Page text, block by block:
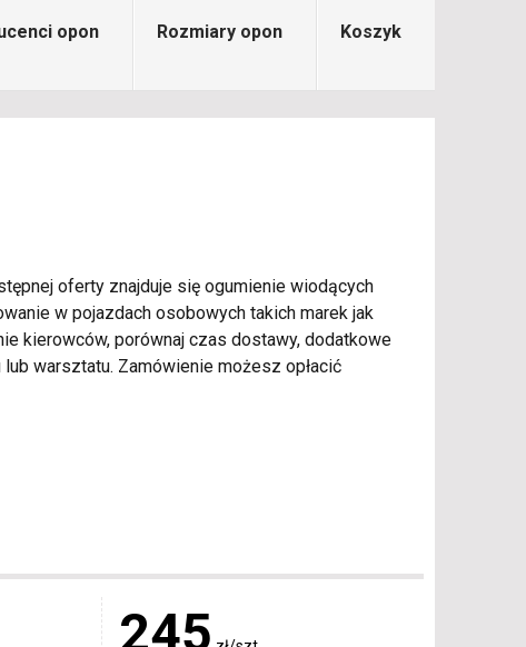
opon Rozmiary opon Koszyk
oferty znajduje się ogumienie wiodących
w pojazdach osobowych takich marek jak
kierowców, porównaj czas dostawy, dodatkowe
warsztatu. Zamówienie możesz opłacić
245